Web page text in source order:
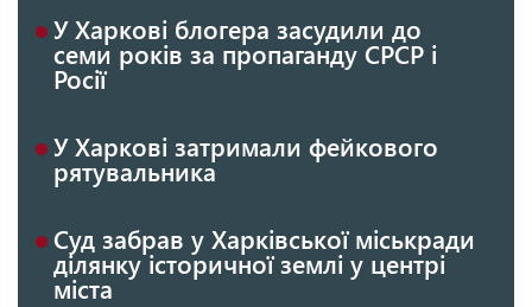
У Харкові блогера засудили до
семи років за пропаганду СРСР і
Росії
У Харкові затримали фейкового
рятувальника
Суд забрав у Харківської міськради
ділянку історичної землі у центрі
міста